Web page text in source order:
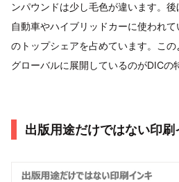
ンパウンドは少し毛色が違います。
自動車やハイブリッドカーに使われ
のトップシェアを占めています。こ
グローバルに展開しているのがDICの
出版用途だけではない印刷